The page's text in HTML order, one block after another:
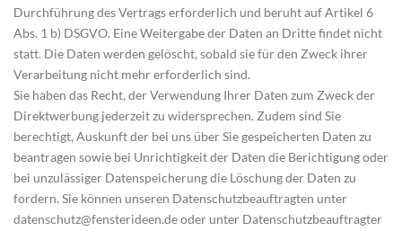
Durchführung des Vertrags erforderlich und beruht auf Artikel 6
Abs. 1 b) DSGVO. Eine Weitergabe der Daten an Dritte findet nicht
statt. Die Daten werden gelöscht, sobald sie für den Zweck ihrer
Verarbeitung nicht mehr erforderlich sind.
Sie haben das Recht, der Verwendung Ihrer Daten zum Zweck der
Direktwerbung jederzeit zu widersprechen. Zudem sind Sie
berechtigt, Auskunft der bei uns über Sie gespeicherten Daten zu
beantragen sowie bei Unrichtigkeit der Daten die Berichtigung oder
bei unzulässiger Datenspeicherung die Löschung der Daten zu
fordern. Sie können unseren Datenschutzbeauftragten unter
datenschutz@fensterideen.de oder unter Datenschutzbeauftragter